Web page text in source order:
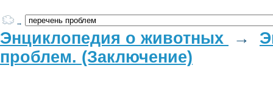
→
Энциклопедия о животных →
проблем. (Заключение)